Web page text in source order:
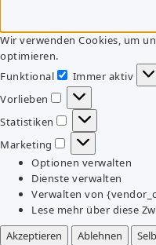
Wir verwenden Cookies, um
optimieren.
Funktional
Funktional
Immer aktiv
Vorlieben
Vorlieben
Statistiken
Statistiken
Marketing
Marketing
Optionen verwalten
Dienste verwalten
Verwalten von
Lese mehr über diese
Akzeptieren
Ablehnen